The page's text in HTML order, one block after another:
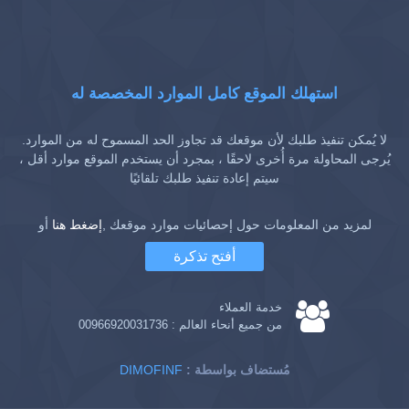
استهلك الموقع كامل الموارد المخصصة له
لا يُمكن تنفيذ طلبك لأن موقعك قد تجاوز الحد المسموح له من الموارد.
يُرجى المحاولة مرة أُخرى لاحقًا ، بمجرد أن يستخدم الموقع موارد أقل ،
سيتم إعادة تنفيذ طلبك تلقائيًا
لمزيد من المعلومات حول إحصائيات موارد موقعك ,إضغط هنا أو
أفتح تذكرة
خدمة العملاء
من جميع أنحاء العالم : 00966920031736
DIMOFINF : مُستضاف بواسطة